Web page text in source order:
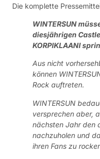
Die komplette
WINTERSUN
diesjährigen
KORPIKLAANI
Aus nicht
können
Rock auftreten.
WINTERSUN
versprechen aber,
nächsten Jahr den
nachzuholen und
ihren Fans zu